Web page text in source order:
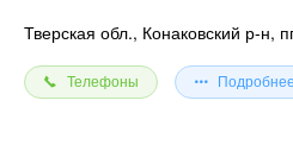
Телефоны Подробнее